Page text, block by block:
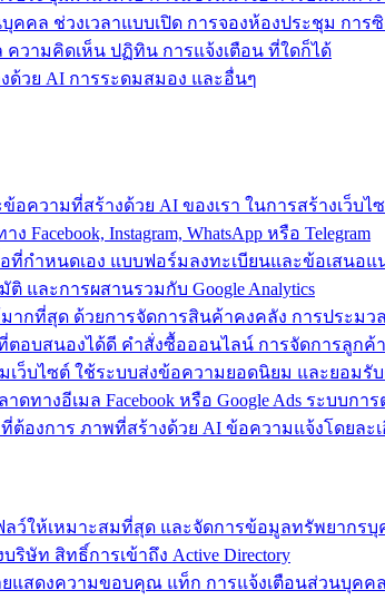
คล ช่วงเวลาแบบเปิด การจองห้องประชุม การ
วามคิดเห็น ปฏิทิน การแจ้งเตือน ที่ใดก็ได้
ด้วย AI การระดมสมอง และอื่นๆ
อความที่สร้างด้วย AI ของเรา ในการสร้างเว็บไ
Instagram, WhatsApp หรือ Telegram
กำหนดเอง แบบฟอร์มลงทะเบียนและข้อเสนอ
และการผสานรวมกับ Google Analytics
กที่สุด ด้วยการจัดการสินค้าคงคลัง การประมว
ตอบสนองได้ดี คำสั่งซื้อออนไลน์ การจัดการลูกค้
เว็บไซต์ ใช้ระบบส่งข้อความยอดนิยม และยอมรั
ดทางอีเมล Facebook หรือ Google Ads ระบบก
ต้องการ ภาพที่สร้างด้วย AI ข้อความแจ้งโดยละ
ลว์ให้เหมาะสมที่สุด และจัดการข้อมูลทรัพยากรบุ
ษัท สิทธิ์การเข้าถึง Active Directory
แสดงความขอบคุณ แท็ก การแจ้งเตือนส่วนบุคคล